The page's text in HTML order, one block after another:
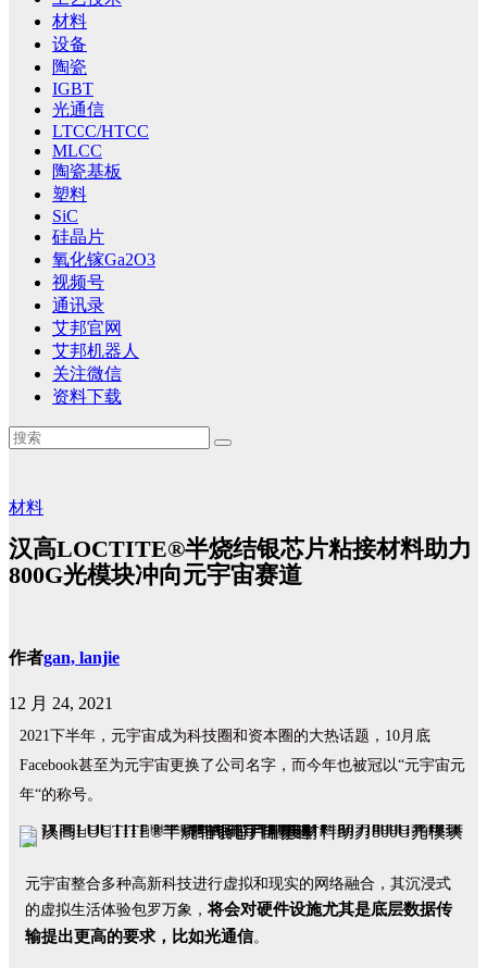
材料
设备
陶瓷
IGBT
光通信
LTCC/HTCC
MLCC
陶瓷基板
塑料
SiC
硅晶片
氧化镓Ga2O3
视频号
通讯录
艾邦官网
艾邦机器人
关注微信
资料下载
材料
汉高LOCTITE®半烧结银芯片粘接材料助力
800G光模块冲向元宇宙赛道
作者gan, lanjie
12 月 24, 2021
2021下半年，元宇宙成为科技圈和资本圈的大热话题，10月底
Facebook甚至为元宇宙更换了公司名字，而今年也被冠以“元宇宙元
年“的称号。
元宇宙整合多种高新科技进行虚拟和现实的网络融合，其沉浸式
的虚拟生活体验包罗万象，将会对硬件设施尤其是底层数据传
输提出更高的要求，比如光通信。